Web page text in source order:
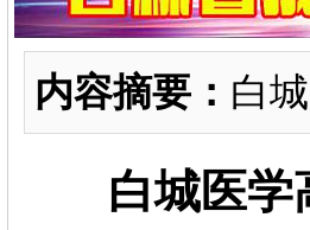
内容摘要： 白
白城医学